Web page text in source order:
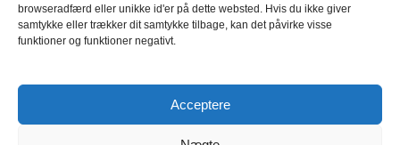
browseradfærd eller unikke id'er på dette websted. Hvis du ikke giver
samtykke eller trækker dit samtykke tilbage, kan det påvirke visse
funktioner og funktioner negativt.
Acceptere
SEGUICI SUI SOCIAL MEDIA: